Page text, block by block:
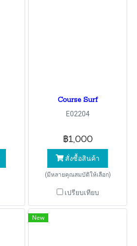
Course Surf
E02204
฿1,000
สั่งซื้อสินค้า
(มีหลายคุณสมบัติให้เลือก)
เปรียบเทียบ
New